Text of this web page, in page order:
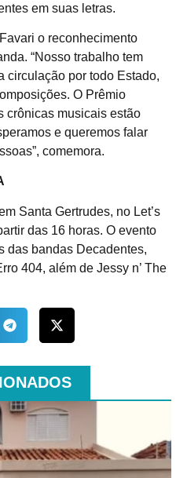
em suas letras.
o reconhecimento
“Nosso trabalho tem
circulação por todo Estado,
O Prêmio
crônicas musicais estão
e queremos falar
comemora.
Santa Gertrudes, no Let’s
das 16 horas. O evento
das bandas Decadentes,
404, além de Jessy n’ The